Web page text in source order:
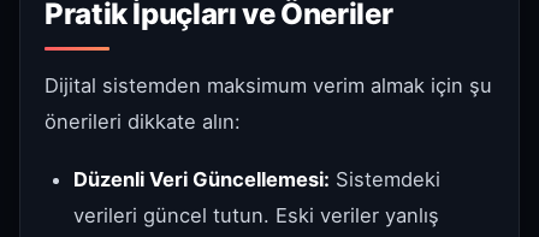
Pratik İpuçları ve Öneriler
Dijital sistemden maksimum verim almak için şu
önerileri dikkate alın:
Düzenli Veri Güncellemesi: Sistemdeki
verileri güncel tutun. Eski veriler yanlış